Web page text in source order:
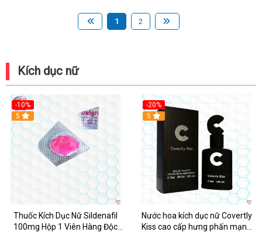
1 2
Kích dục nữ
-10%
5
Thuốc Kích Dục Nữ Sildenafil
100mg Hộp 1 Viên Hàng Độc
-20%
5
Nước hoa kích dục nữ Covertly
Kiss cao cấp hưng phấn mạnh